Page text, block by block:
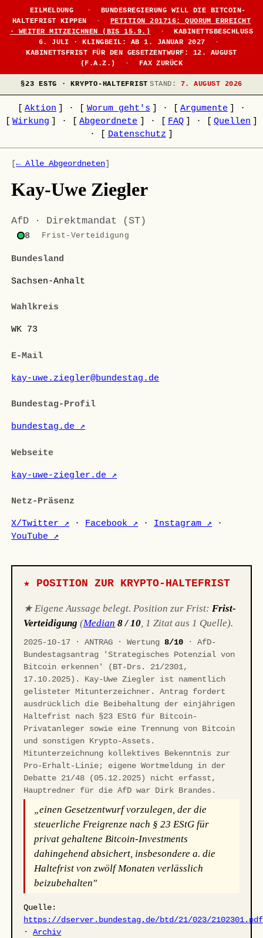
EILMELDUNG ·
BUNDESREGIERUNG WILL DIE BITCOIN-
HALTEFRIST KIPPEN
·
PETITION 201716: QUORUM ERREICHT
· WEITER MITZEICHNEN (BIS 15.9.)
·
KABINETTSBESCHLUSS
6. JULI · KLINGBEIL: AB 1. JANUAR 2027
·
KABINETTSFRIST FÜR DEN GESETZENTWURF: 12. AUGUST
(F.A.Z.)
· FAX ZURÜCK
§23 ESTG · KRYPTO-HALTEFRIST STAND: 7. AUGUST 2026
Aktion · Worum geht's · Argumente
·
Wirkung · Abgeordnete · FAQ · Quellen
·
Datenschutz
[← Alle Abgeordneten]
Kay-Uwe Ziegler
AfD · Direktmandat (ST)
8 Frist-Verteidigung
Bundesland
Sachsen-Anhalt
Wahlkreis
WK 73
E-Mail
kay-uwe.ziegler@bundestag.de
Bundestag-Profil
bundestag.de ↗
Webseite
kay-uwe-ziegler.de ↗
Netz-Präsenz
X/Twitter ↗ · Facebook ↗ · Instagram ↗ ·
YouTube ↗
★ POSITION ZUR KRYPTO-HALTEFRIST
★ Eigene Aussage belegt. Position zur Frist:Frist-
Verteidigung (Median 8 / 10, 1 Zitat aus 1 Quelle).
2025-10-17 · ANTRAG · Wertung8/10 · AfD-
Bundestagsantrag 'Strategisches Potenzial von
Bitcoin erkennen' (BT-Drs. 21/2301,
17.10.2025). Kay-Uwe Ziegler ist namentlich
gelisteter Mitunterzeichner. Antrag fordert
ausdrücklich die Beibehaltung der einjährigen
Haltefrist nach §23 EStG für Bitcoin-
Privatanleger sowie eine Trennung von Bitcoin
und sonstigen Krypto-Assets.
Mitunterzeichnung kollektives Bekenntnis zur
Pro-Erhalt-Linie; eigene Wortmeldung in der
Debatte 21/48 (05.12.2025) nicht erfasst,
Hauptredner für die AfD war Dirk Brandes.
„einen Gesetzentwurf vorzulegen, der die
steuerliche Freigrenze nach § 23 EStG für
privat gehaltene Bitcoin-Investments
dahingehend absichert, insbesondere a. die
Haltefrist von zwölf Monaten verlässlich
beizubehalten"
Quelle:
https://dserver.bundestag.de/btd/21/023/2102301.pdf
·Archiv